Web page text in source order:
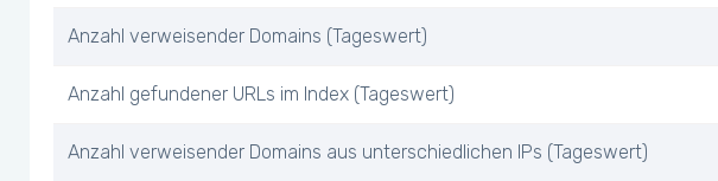
Anzahl verweisender Domains (Tageswert)
Anzahl gefundener URLs im Index (Tageswert)
Anzahl verweisender Domains aus unterschiedlichen IPs (Tageswert)